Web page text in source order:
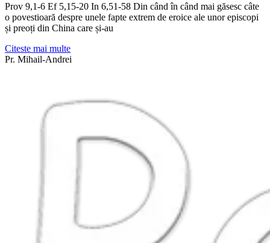
Prov 9,1-6 Ef 5,15-20 In 6,51-58 Din când în când mai găsesc câte
o povestioară despre unele fapte extrem de eroice ale unor episcopi
și preoți din China care și-au
Citeste mai multe
Pr. Mihail-Andrei